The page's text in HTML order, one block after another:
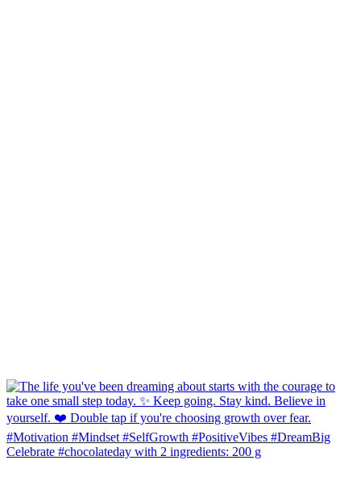
Celebrate #chocolateday with 2 ingredients: 200 g